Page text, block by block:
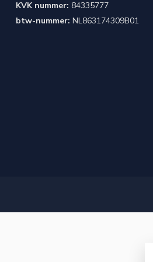
KVK nummer: 84335777
btw-nummer: NL863174309B01